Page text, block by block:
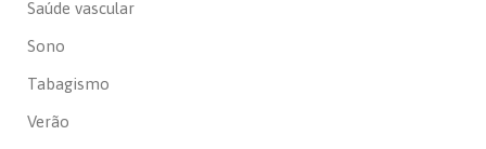
Saúde vascular
Sono
Tabagismo
Verão